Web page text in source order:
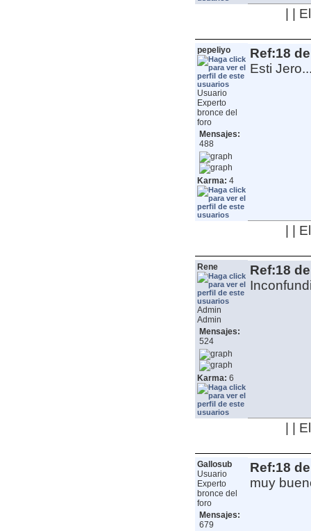
| |
pepeliyo
Usuario
Experto
bronce del
foro
Mensajes:
488
Karma: 4
Ref:18
Esti
| |
Rene
Admin
Admin
Mensajes:
524
Karma: 6
Ref:18
| |
Gallosub
Usuario
Experto
bronce del
foro
Mensajes:
679
Ref:18
muy